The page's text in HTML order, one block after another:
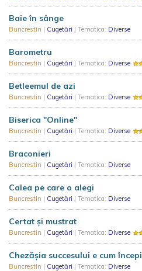
Baie în sânge
Buncrestin | Cugetări | Tematica: Diverse
Barometru
Buncrestin | Cugetări | Tematica: Diverse
Betleemul de azi
Buncrestin | Cugetări | Tematica: Diverse
Biserica "Online"
Buncrestin | Cugetări | Tematica: Diverse
Braconieri
Buncrestin | Cugetări | Tematica: Diverse
Calea pe care o alegi
Buncrestin | Cugetări | Tematica: Diverse
Certat şi mustrat
Buncrestin | Cugetări | Tematica: Diverse
Chezăşia succesului e cum începi
Buncrestin | Cugetări | Tematica: Diverse